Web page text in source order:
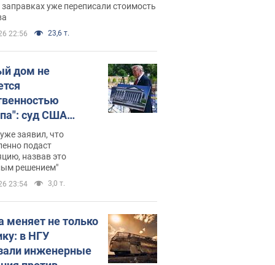
уже переписали стоимость
22:56 23,6 т.
дом не
суд США
зала
400 млн
заявил, что
подаст
назвав это
решением"
23:54 3,0 т.
меняет не только
в НГУ
инженерные